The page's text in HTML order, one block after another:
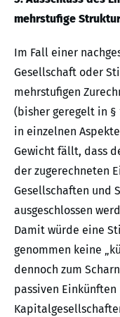
mehrstufige
Im Fall einer
Gesellschaft oder
mehrstufigen
(bisher geregelt in §
in einzelnen
Gewicht fällt, dass
der zugerechneten
Gesellschaften und
ausgeschlossen
Damit würde eine
genommen keine
dennoch zum
passiven